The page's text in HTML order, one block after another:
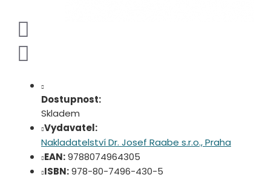
Dostupnost:
Skladem
Vydavatel:
Nakladatelství Dr. Josef Raabe s.r.o., Praha
EAN:9788074964305
ISBN:978-80-7496-430-5